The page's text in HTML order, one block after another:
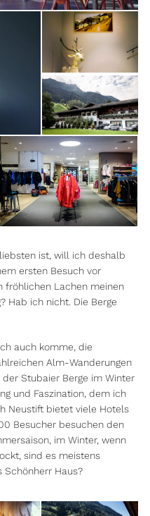
ist, will ich deshalb
ersten Besuch vor
fröhlichen Lachen meinen
Hab ich nicht. Die Berge
auch komme, die
Alm-Wanderungen
Stubaier Berge im Winter
und Faszination, dem ich
Neustift bietet viele Hotels
Besucher besuchen den
im Winter, wenn
sind es meistens
Schönherr Haus?